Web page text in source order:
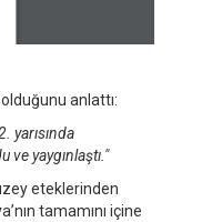
anlattı:
yarısında
ve yaygınlaştı."
eteklerinden
tamamını içine